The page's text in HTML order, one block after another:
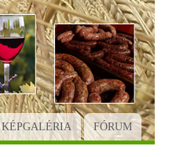
KÉPGALÉRIA FÓRUM